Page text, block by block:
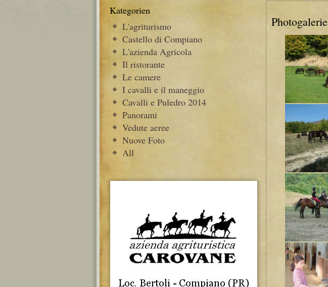
Kategorien
L'agriturismo
Castello di Compiano
L'azienda Agricola
Il ristorante
Le camere
I cavalli e il maneggio
Cavalli e Puledro 2014
Panorami
Vedute aeree
Nuove Foto
All
Photogalerie